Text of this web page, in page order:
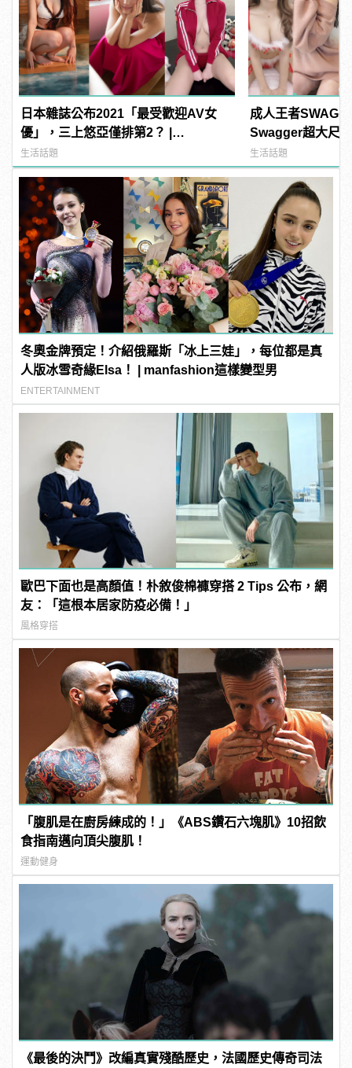
日本雜誌公布2021「最受歡迎AV女
優」，三上悠亞僅排第2？ |
manfashion這樣變型男
生活話題
成人王者SWAG
Swagger超大尺
紅海鮮通通有，
結！ |
生活話題
冬奧金牌預定！介紹俄羅斯「冰上三娃」，每位都是真
人版冰雪奇緣Elsa！ | manfashion這樣變型男
ENTERTAINMENT
歐巴下面也是高顏值！朴敘俊棉褲穿搭 2 Tips 公布，網
友：「這根本居家防疫必備！」
風格穿搭
「腹肌是在廚房練成的！」《ABS鑽石六塊肌》10招飲
食指南邁向頂尖腹肌！
運動健身
《最後的決鬥》改編真實殘酷歷史，法國歷史傳奇司法